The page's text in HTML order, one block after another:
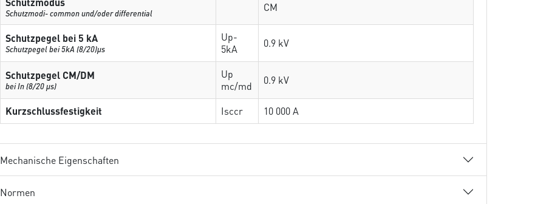
Schutzmodi- common und/oder differential CM
Schutzpegel bei 5 kA
Schutzpegel bei 5kA (8/20)µs
Up-
5kA
0.9 kV
Schutzpegel CM/DM
bei In (8/20 µs)
Up
mc/md
0.9 kV
Kurzschlussfestigkeit Isccr 10 000 A
Mechanische Eigenschaften
Normen